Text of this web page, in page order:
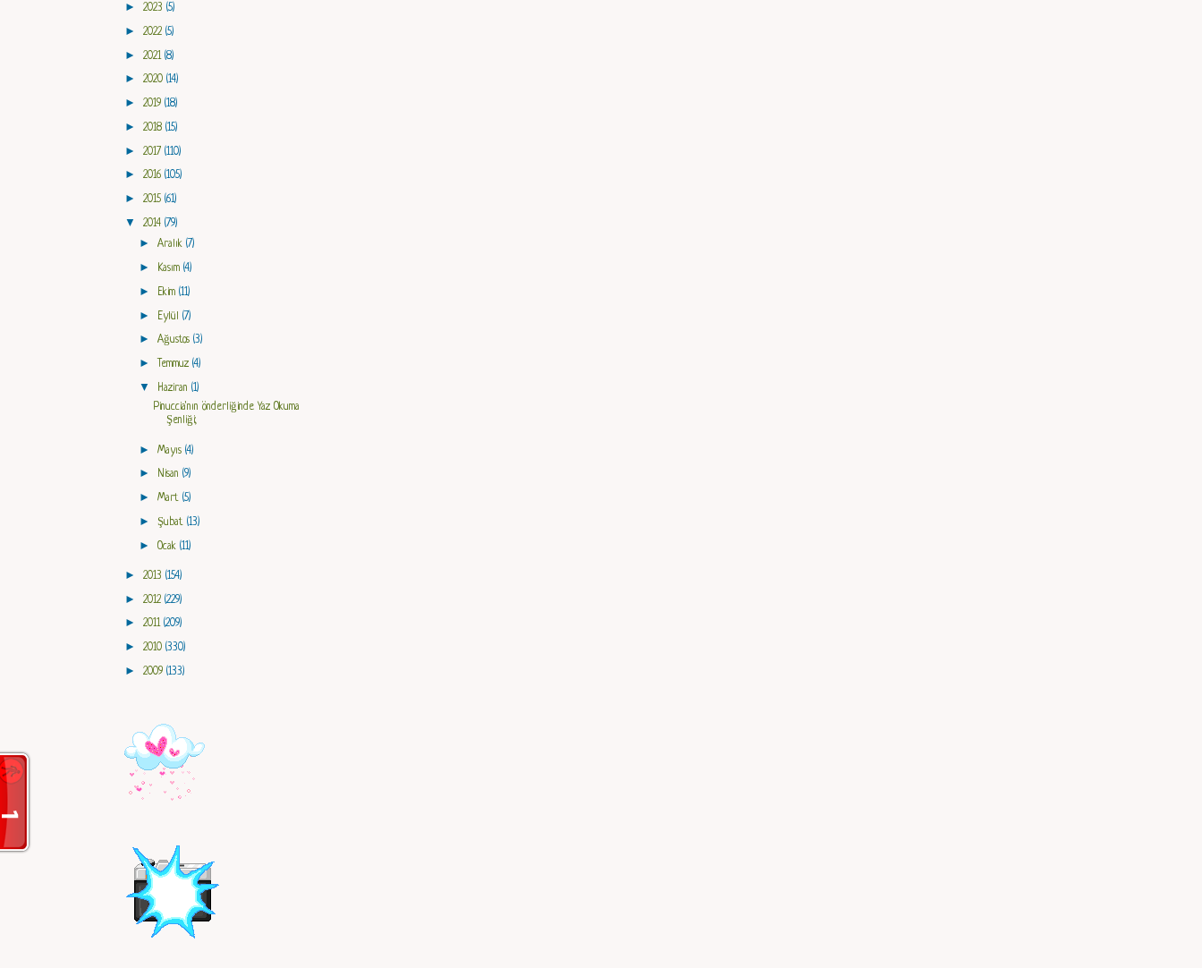
► 2023 (5)
► 2022 (5)
► 2021 (8)
► 2020 (14)
► 2019 (18)
► 2018 (15)
► 2017 (110)
► 2016 (105)
► 2015 (61)
▼ 2014 (79)
► Aralık (7)
► Kasım (4)
► Ekim (11)
► Eylül (7)
► Ağustos (3)
►Temmuz (4)
▼ Haziran (1)
Pinuccia'nın önderliğinde Yaz Okuma
Şenliği;
► Mayıs (4)
► Nisan (9)
► Mart (5)
► Şubat (13)
► Ocak (11)
► 2013 (154)
► 2012 (229)
► 2011 (209)
► 2010 (330)
► 2009 (133)